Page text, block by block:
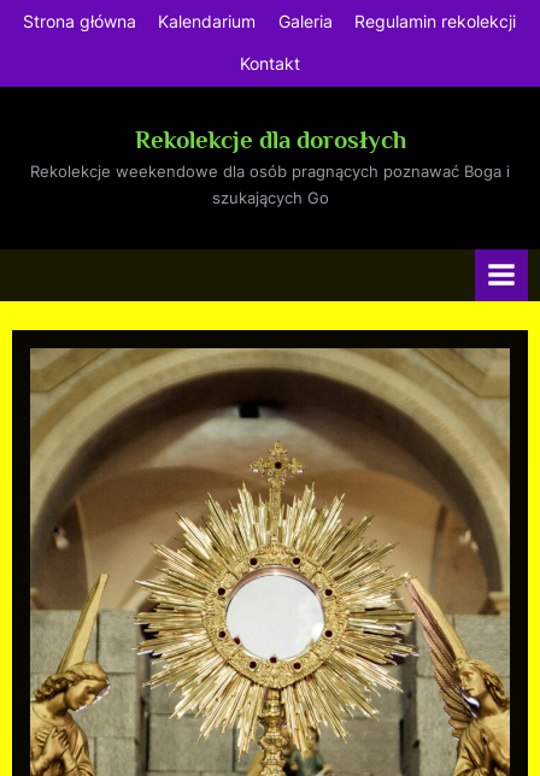
Strona główna Kalendarium Galeria Regulamin rekolekcji
Kontakt
Rekolekcje dla dorosłych
Rekolekcje weekendowe dla osób pragnących poznawać Boga i
szukających Go